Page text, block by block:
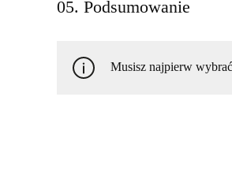
05. Podsumowanie
Musisz najpierw